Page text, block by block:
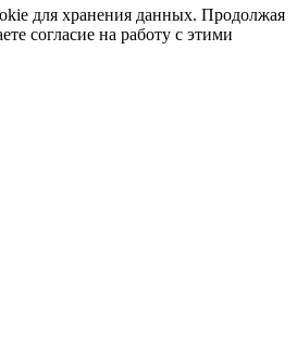
для хранения данных. Продолжая
согласие на работу с этими